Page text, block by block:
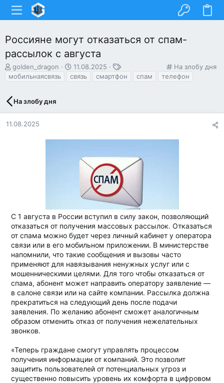
Россияне могут отказаться от спам-
рассылок с августа
К
а
я
На злобу дня
А
в
р
е
golden_dragon
Д
а
л
11.08.2025
Т
е
мобильнаясвязь связь смартфон спам телефон
На злобу дня
11.08.2025
С 1 августа в России вступил в силу закон, позволяющий
отказаться от получения массовых рассылок. Отказаться
от спама можно будет через личный кабинет у оператора
связи или в его мобильном приложении. В министерстве
напомнили, что такие сообщения и вызовы часто
применяют для навязывания ненужных услуг или с
мошенническими целями. Для того чтобы отказаться от
спама, абонент может направить оператору заявление —
в салоне связи или на сайте компании. Рассылка должна
прекратиться на следующий день после подачи
заявления. По желанию абонент сможет аналогичным
образом отменить отказ от получения нежелательных
звонков.
«Теперь граждане смогут управлять процессом
получения информации от компаний. Это позволит
защитить пользователей от потенциальных угроз и
существенно повысить уровень их комфорта в цифровом